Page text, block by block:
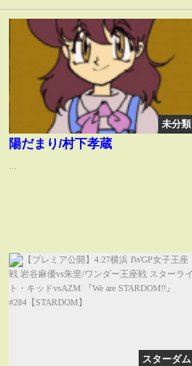
未分類
陽だまり/村下孝蔵
スターダム